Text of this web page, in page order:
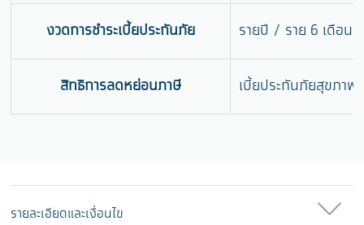
งวดการชำระเบี้ยประกันภัย รายปี / ราย 6 เดือน
สิทธิการลดหย่อนภาษี เบี้ยประกันภัยสุขภาพ
รายละเอียดและเงื่อนไข